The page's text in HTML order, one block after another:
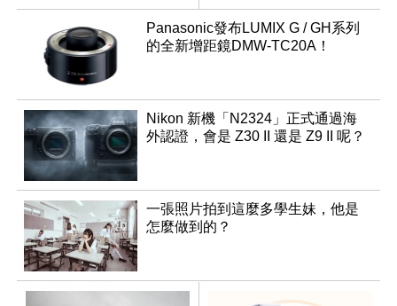
3.0
Panasonic發布LUMIX G / GH系列
的全新增距鏡DMW-TC20A！
Nikon 新機「N2324」正式通過海
外認證，會是 Z30 II 還是 Z9 II 呢？
一張照片拍到這麼多學生妹，他是
怎麼做到的？